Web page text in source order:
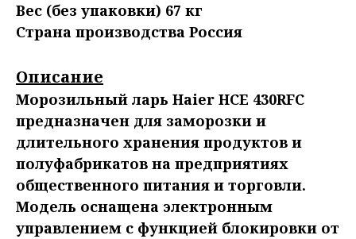
Вес (без упаковки) 67 кг
Страна производства Россия
Описание
Морозильный ларь Haier HCE 430RFC
предназначен для заморозки и
длительного хранения продуктов и
полуфабрикатов на предприятиях
общественного питания и торговли.
Модель оснащена электронным
управлением с функцией блокировки от